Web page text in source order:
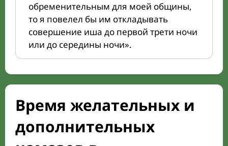
обременительным для моей общины,
то я повелел бы им откладывать
совершение иша до первой трети ночи
или до середины ночи».
Время желательных и
дополнительных